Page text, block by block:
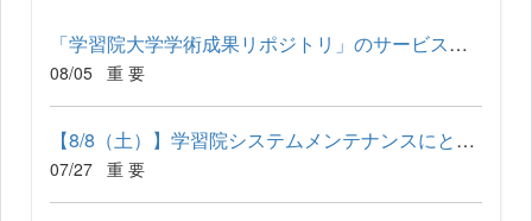
「学習院大学学術成果リポジトリ」のサービス停止について
08/05 重 要
【8/8（土）】学習院システムメンテナンスにともなうサービス停止...
07/27 重 要